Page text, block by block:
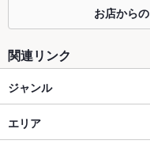
カウンター
ソファー
テラス席
貸切
貸切不可 ：貸
お店から
関連リンク
ジャンル
イタリアン・フレンチ
エリア